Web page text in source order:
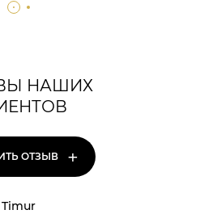
НАШИХ
ОТЗЫВ +
Timur